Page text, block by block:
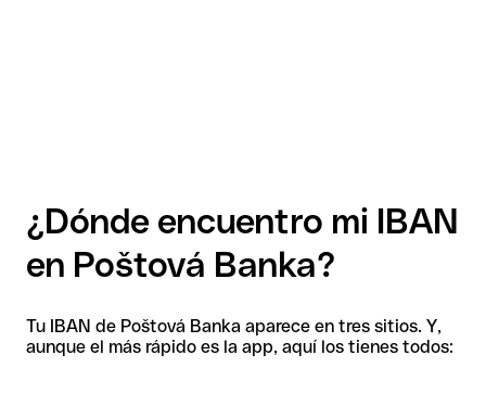
¿Dónde encuentro mi IBAN
en Poštová Banka?
Tu IBAN de Poštová Banka aparece en tres sitios. Y,
aunque el más rápido es la app, aquí los tienes todos: